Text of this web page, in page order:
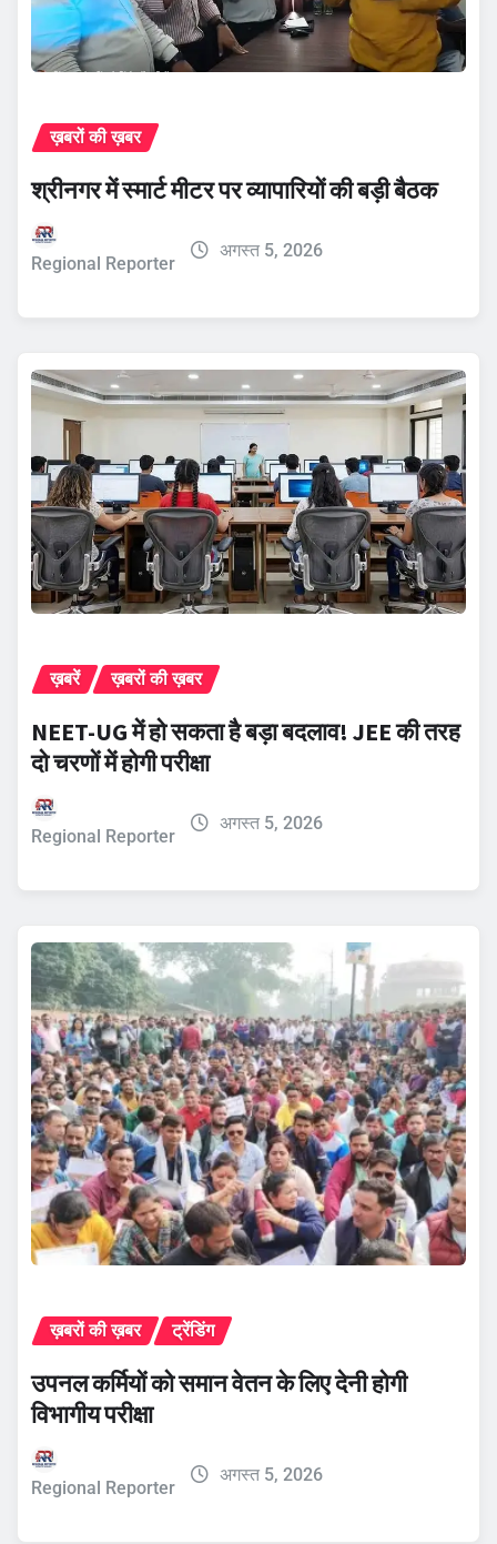
ख़बरों की ख़बर
श्रीनगर में स्मार्ट मीटर पर व्यापारियों की बड़ी बैठक
Regional Reporter
अगस्त 5, 2026
ख़बरें ख़बरों की ख़बर
NEET-UG में हो सकता है बड़ा बदलाव! JEE की तरह
दो चरणों में होगी परीक्षा
Regional Reporter
अगस्त 5, 2026
ख़बरों की ख़बर ट्रेंडिंग
उपनल कर्मियों को समान वेतन के लिए देनी होगी
विभागीय परीक्षा
Regional Reporter
अगस्त 5, 2026